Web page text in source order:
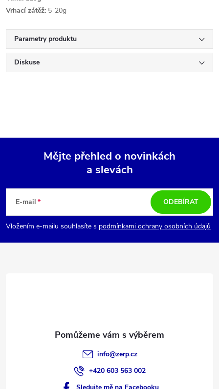
Vrhací zátěž: 5-20g
Parametry produktu
Diskuse
p
a
Mějte přehled o novinkách
a slevách
E-mail
Vložením e-mailu souhlasíte s podmínkami ochrany osobních údajů
ODEBÍRAT
info@zerp.cz
+420 603 563 002